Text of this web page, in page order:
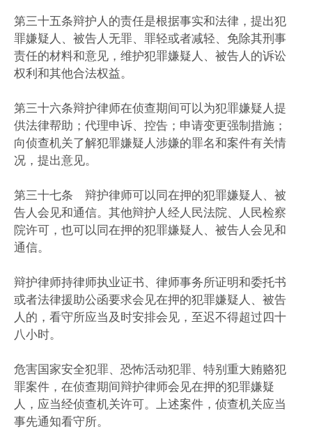
第三十五条辩护人的责任是根据事实和法律，提出犯
罪嫌疑人、被告人无罪、罪轻或者减轻、免除其刑事
责任的材料和意见，维护犯罪嫌疑人、被告人的诉讼
权利和其他合法权益。
第三十六条辩护律师在侦查期间可以为犯罪嫌疑人提
供法律帮助；代理申诉、控告；申请变更强制措施；
向侦查机关了解犯罪嫌疑人涉嫌的罪名和案件有关情
况，提出意见。
第三十七条 辩护律师可以同在押的犯罪嫌疑人、被
告人会见和通信。其他辩护人经人民法院、人民检察
院许可，也可以同在押的犯罪嫌疑人、被告人会见和
通信。
辩护律师持律师执业证书、律师事务所证明和委托书
或者法律援助公函要求会见在押的犯罪嫌疑人、被告
人的，看守所应当及时安排会见，至迟不得超过四十
八小时。
危害国家安全犯罪、恐怖活动犯罪、特别重大贿赂犯
罪案件，在侦查期间辩护律师会见在押的犯罪嫌疑
人，应当经侦查机关许可。上述案件，侦查机关应当
事先通知看守所。